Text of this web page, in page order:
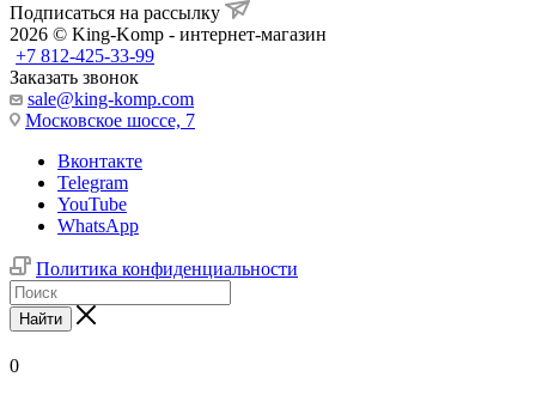
Подписаться на рассылку
2026 © King-Komp - интернет-магазин
+7 812-425-33-99
Заказать звонок
sale@king-komp.com
Московское шоссе, 7
Вконтакте
Telegram
YouTube
WhatsApp
Политика конфиденциальности
Найти
0